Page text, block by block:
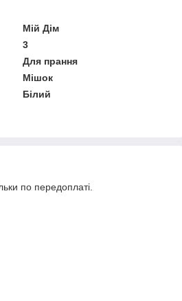
Мій Дім
3
Для прання
Мішок
Білий
по передоплаті.